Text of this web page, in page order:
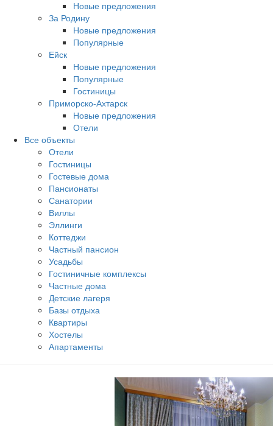
Новые предложения
За Родину
Новые предложения
Популярные
Ейск
Новые предложения
Популярные
Гостиницы
Приморско-Ахтарск
Новые предложения
Отели
Все объекты
Отели
Гостиницы
Гостевые дома
Пансионаты
Санатории
Виллы
Эллинги
Коттеджи
Частный пансион
Усадьбы
Гостиничные комплексы
Частные дома
Детские лагеря
Базы отдыха
Квартиры
Хостелы
Апартаменты